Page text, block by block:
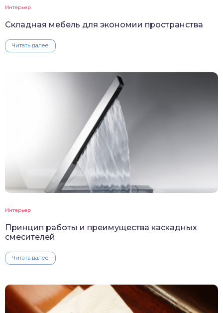
Интерьер
Складная мебель для экономии пространства
Читать далее
Интерьер
Принцип работы и преимущества каскадных
смесителей
Читать далее